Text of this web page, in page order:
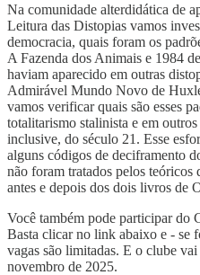
Na comunidade alterdidática de
Leitura das Distopias vamos
democracia, quais foram os
A Fazenda dos Animais e 1984
haviam aparecido em outras
Admirável Mundo Novo de
vamos verificar quais são esses
totalitarismo stalinista e em
inclusive, do século 21. Esse
alguns códigos de deciframento
não foram tratados pelos
antes e depois dos dois livros de
Você também pode participar do
Basta clicar no link abaixo e - se
vagas são limitadas. E o clube
novembro de 2025.